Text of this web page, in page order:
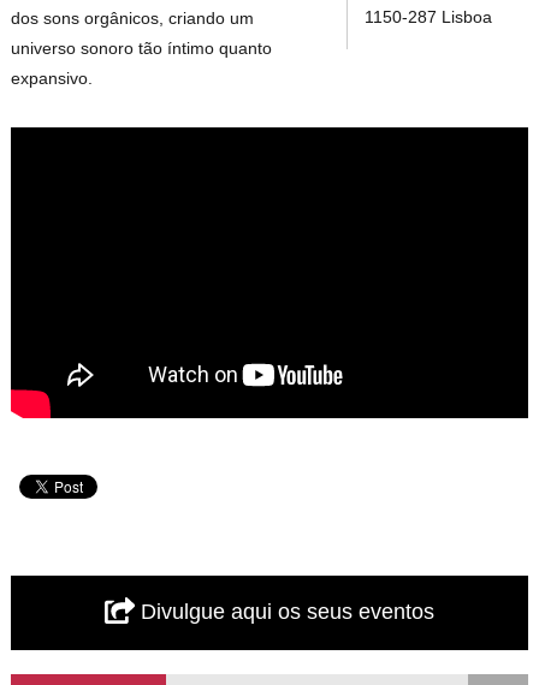
1150-287 Lisboa
dos sons orgânicos, criando um
universo sonoro tão íntimo quanto
expansivo.
Divulgue aqui os seus eventos